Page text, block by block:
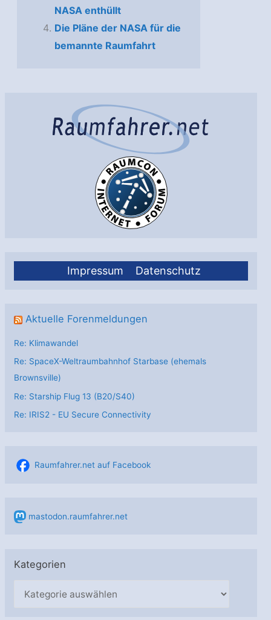
Impressum Datenschutz
Aktuelle Forenmeldungen
Re: Klimawandel
Re: SpaceX-Weltraumbahnhof Starbase (ehemals
Brownsville)
Re: Starship Flug 13 (B20/S40)
Re: IRIS2 - EU Secure Connectivity
Raumfahrer.net auf Facebook
mastodon.raumfahrer.net
Kategorien
NASA enthüllt
Die Pläne der NASA für die
bemannte Raumfahrt